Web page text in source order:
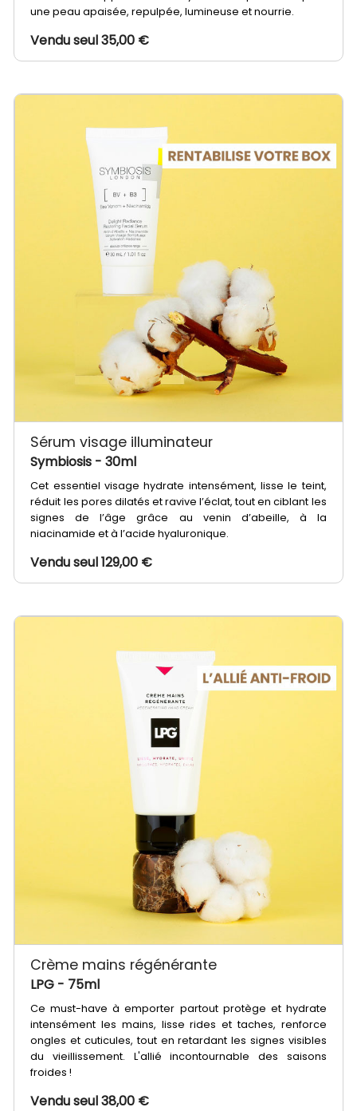
une peau apaisée, repulpée, lumineuse et nourrie.
Vendu seul 35,00 €
Sérum visage illuminateur
Symbiosis - 30ml
Cet essentiel visage hydrate intensément, lisse le teint,
réduit les pores dilatés et ravive l’éclat, tout en ciblant les
signes de l’âge grâce au venin d’abeille, à la
niacinamide et à l’acide hyaluronique.
Vendu seul 129,00 €
Crème mains régénérante
LPG - 75ml
Ce must-have à emporter partout protège et hydrate
intensément les mains, lisse rides et taches, renforce
ongles et cuticules, tout en retardant les signes visibles
du vieillissement. L'allié incontournable des saisons
froides !
Vendu seul 38,00 €